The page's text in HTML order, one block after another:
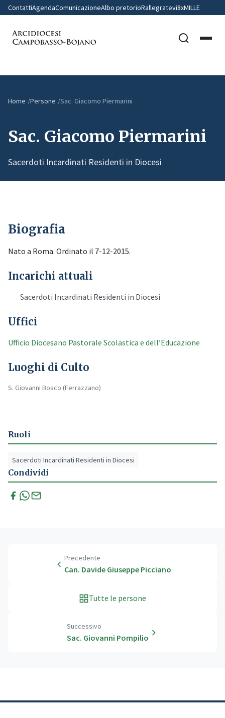
ContattiAgendaComunicazioneAlbo pretorioRallegratevi8xMILLE
Home Persone Sac. Giacomo Piermarini
Sac. Giacomo Piermarini
Sacerdoti Incardinati Residenti in Diocesi
Biografia
Nato a Roma. Ordinato il 7-12-2015.
Incarichi attuali
Sacerdoti Incardinati Residenti in Diocesi
Uffici
Ufficio Diocesano Pastorale Scolastica e dell’Educazione
Luoghi di Culto
S. Giovanni Bosco (Ferrazzano)
Ruoli
Sacerdoti Incardinati Residenti in Diocesi
Condividi
Precedente
Can. Davide Giuseppe Picciano
Tutte le persone
Successivo
Sac. Giovanni Pompilio